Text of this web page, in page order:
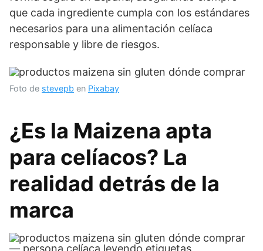
que cada ingrediente cumpla con los estándares
necesarios para una alimentación celíaca
responsable y libre de riesgos.
Foto de stevepb en Pixabay
¿Es la Maizena apta
para celíacos? La
realidad detrás de la
marca